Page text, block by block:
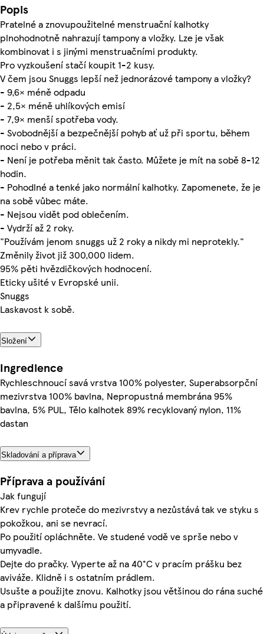
Popis
Pratelné a znovupoužitelné menstruační kalhotky
plnohodnotně nahrazují tampony a vložky. Lze je však
kombinovat i s jinými menstruačními produkty.
Pro vyzkoušení stačí koupit 1-2 kusy.
V čem jsou Snuggs lepší než jednorázové tampony a vložky?
- 9,6× méně odpadu
- 2,5× méně uhlíkových emisí
- 7,9× menší spotřeba vody.
- Svobodnější a bezpečnější pohyb ať už při sportu, během
noci nebo v práci.
- Není je potřeba měnit tak často. Můžete je mít na sobě 8-12
hodin.
- Pohodlné a tenké jako normální kalhotky. Zapomenete, že je
na sobě vůbec máte.
- Nejsou vidět pod oblečením.
- Vydrží až 2 roky.
"Používám jenom snuggs už 2 roky a nikdy mi neprotekly."
Změnily život již 300,000 lidem.
95% pěti hvězdičkových hodnocení.
Eticky ušité v Evropské unii.
Snuggs
Laskavost k sobě.
Složení
Ingredience
Rychleschnoucí savá vrstva 100% polyester, Superabsorpční
mezivrstva 100% bavlna, Nepropustná membrána 95%
bavlna, 5% PUL, Tělo kalhotek 89% recyklovaný nylon, 11%
dastan
Skladování a příprava
Příprava a používání
Jak fungují
Krev rychle proteče do mezivrstvy a nezůstává tak ve styku s
pokožkou, ani se nevrací.
Po použití opláchněte. Ve studené vodě ve sprše nebo v
umyvadle.
Dejte do pračky. Vyperte až na 40°C v pracím prášku bez
aviváže. Klidně i s ostatním prádlem.
Usušte a použijte znovu. Kalhotky jsou většinou do rána suché
a připravené k dalšímu použití.